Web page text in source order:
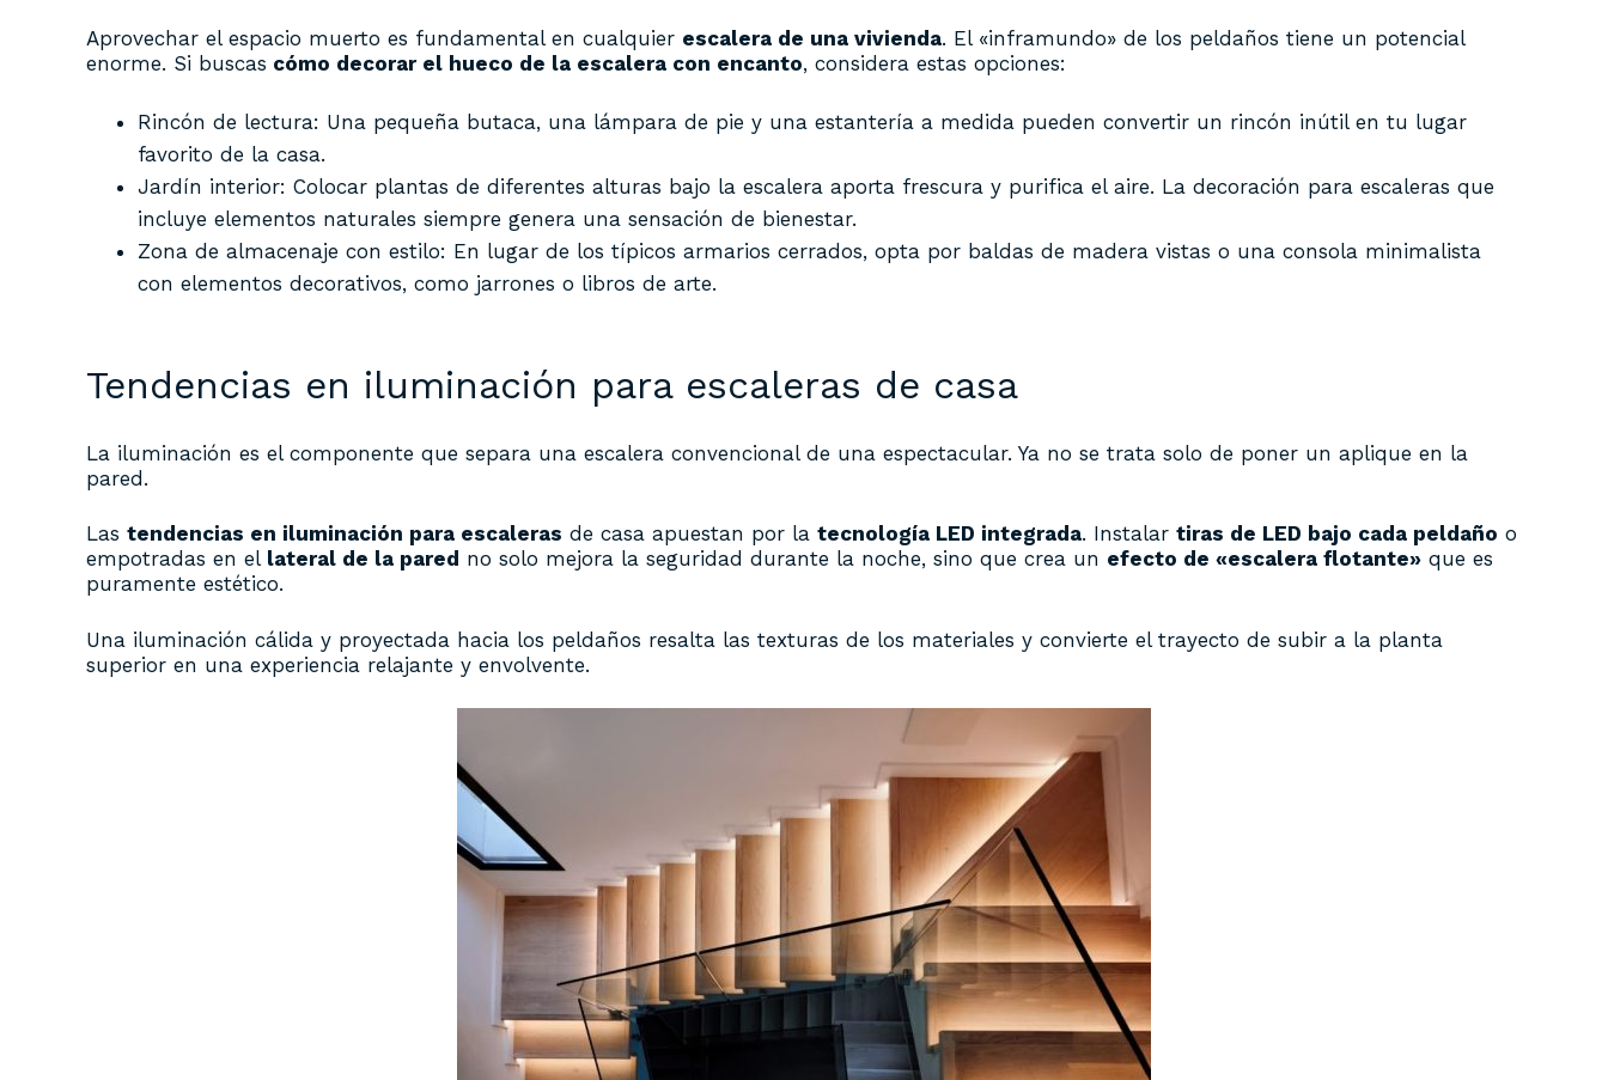
Aprovechar el espacio muerto es fundamental en cualquier escalera de una vivienda. El «inframundo» de los peldaños tiene un potencial
enorme. Si buscas cómo decorar el hueco de la escalera con encanto, considera estas opciones:
Rincón de lectura: Una pequeña butaca, una lámpara de pie y una estantería a medida pueden convertir un rincón inútil en tu lugar
favorito de la casa.
Jardín interior: Colocar plantas de diferentes alturas bajo la escalera aporta frescura y purifica el aire. La decoración para escaleras que
incluye elementos naturales siempre genera una sensación de bienestar.
Zona de almacenaje con estilo: En lugar de los típicos armarios cerrados, opta por baldas de madera vistas o una consola minimalista
con elementos decorativos, como jarrones o libros de arte.
Tendencias en iluminación para escaleras de casa
La iluminación es el componente que separa una escalera convencional de una espectacular. Ya no se trata solo de poner un aplique en la
pared.
Las tendencias en iluminación para escaleras de casa apuestan por la tecnología LED integrada. Instalar tiras de LED bajo cada peldaño o
empotradas en el lateral de la pared no solo mejora la seguridad durante la noche, sino que crea un efecto de «escalera flotante» que es
puramente estético.
Una iluminación cálida y proyectada hacia los peldaños resalta las texturas de los materiales y convierte el trayecto de subir a la planta
superior en una experiencia relajante y envolvente.